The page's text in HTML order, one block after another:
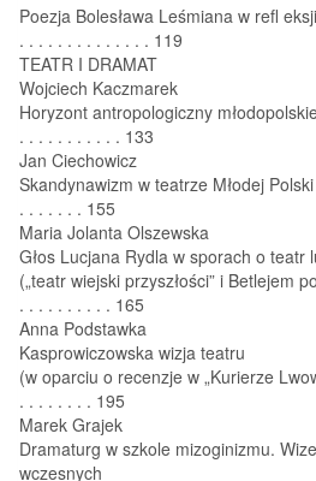
Poezja Bolesława Leśmiana w refl
. . . . . . . . . . . . . . 119
TEATR I DRAMAT
Wojciech Kaczmarek
Horyzont antropologiczny
. . . . . . . . . . . 133
Jan Ciechowicz
Skandynawizm w teatrze Młodej
. . . . . . . 155
Maria Jolanta Olszewska
Głos Lucjana Rydla w sporach o teatr
(„teatr wiejski przyszłości” i Betlejem
. . . . . . . . . . 165
Anna Podstawka
Kasprowiczowska wizja teatru
(w oparciu o recenzje w „Kurierze
. . . . . . . . 195
Marek Grajek
Dramaturg w szkole mizoginizmu.
wczesnych